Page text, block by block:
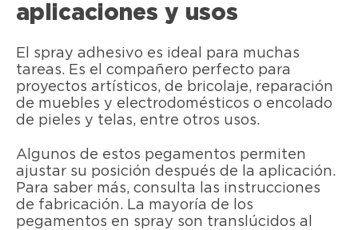
aplicaciones y usos
El spray adhesivo es ideal para muchas
tareas. Es el compañero perfecto para
proyectos artísticos, de bricolaje, reparación
de muebles y electrodomésticos o encolado
de pieles y telas, entre otros usos.
Algunos de estos pegamentos permiten
ajustar su posición después de la aplicación.
Para saber más, consulta las instrucciones
de fabricación. La mayoría de los
pegamentos en spray son translúcidos al